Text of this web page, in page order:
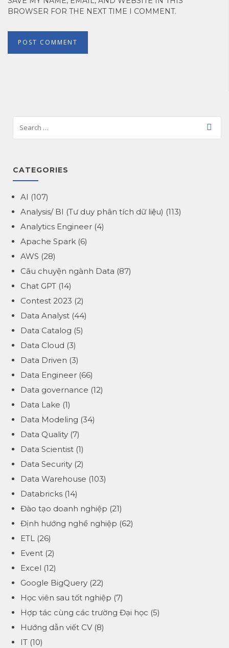
BROWSER FOR THE NEXT TIME I COMMENT.
CATEGORIES
AI (107)
Analysis/ BI (Tư duy phân tích dữ liệu) (113)
Analytics Engineer (4)
Apache Spark (6)
AWS (28)
Câu chuyện ngành Data (87)
Chat GPT (14)
Contest 2023 (2)
Data Analyst (44)
Data Catalog (5)
Data Cloud (3)
Data Driven (3)
Data Engineer (66)
Data governance (12)
Data Lake (1)
Data Modeling (34)
Data Quality (7)
Data Scientist (1)
Data Security (2)
Data Warehouse (103)
Databricks (14)
Đào tạo doanh nghiệp (21)
Định hướng nghề nghiệp (62)
ETL (26)
Event (2)
Excel (12)
Google BigQuery (22)
Học viên sau tốt nghiệp (7)
Hợp tác cùng các trường Đại học (5)
Hướng dẫn viết CV(8)
IT (10)